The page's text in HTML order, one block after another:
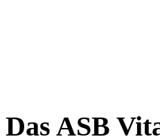
Das ASB